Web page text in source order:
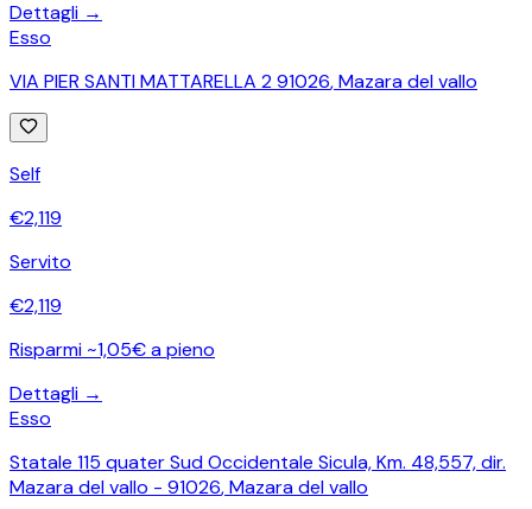
Dettagli →
Esso
VIA PIER SANTI MATTARELLA 2 91026,Mazara del vallo
Self
€2,119
Servito
€2,119
Risparmi ~1,05€ a pieno
Dettagli →
Esso
Statale 115 quater Sud Occidentale Sicula, Km. 48,557, dir.
Mazara del vallo - 91026,Mazara del vallo